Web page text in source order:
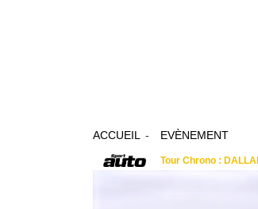
ACCUEIL EVÈNEMENT